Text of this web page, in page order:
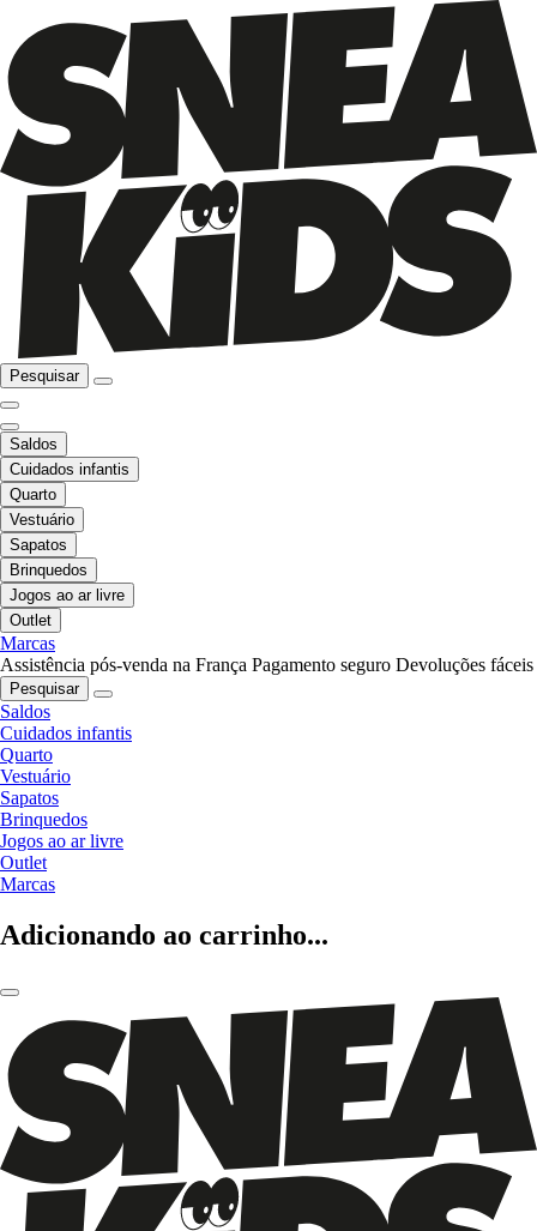
Pesquisar
Saldos
Cuidados infantis
Quarto
Vestuário
Sapatos
Brinquedos
Jogos ao ar livre
Outlet
Marcas
Assistência pós-venda na França Pagamento seguro Devoluções fáceis
Pesquisar
Saldos
Cuidados infantis
Quarto
Vestuário
Sapatos
Brinquedos
Jogos ao ar livre
Outlet
Marcas
Adicionando ao carrinho...